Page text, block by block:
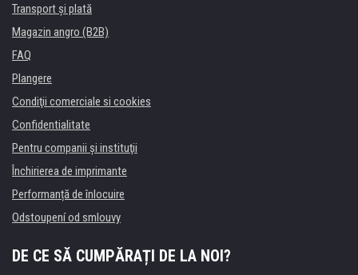
Transport şi plată
Magazin angro (B2B)
FAQ
Plangere
Condiţii comerciale si cookies
Confidentialitate
Pentru companii și instituţii
Închirierea de imprimante
Performanță de înlocuire
Odstoupení od smlouvy
DE CE SĂ CUMPĂRAȚI DE LA NOI?